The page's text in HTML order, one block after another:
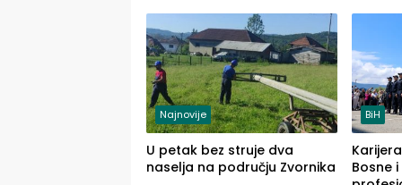
Najnovije
U petak bez struje dva
naselja na području Zvornika
BiH
Bosne